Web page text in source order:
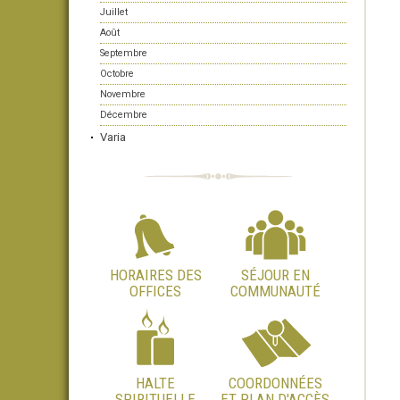
Juillet
Août
Septembre
Octobre
Novembre
Décembre
Varia
HORAIRES DES
OFFICES
SÉJOUR EN
COMMUNAUTÉ
HALTE
COORDONNÉES